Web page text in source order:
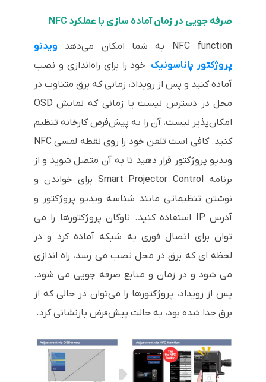
صرفه جویی در زمان آماده سازی با عملکرد NFC
NFC function به شما امکان می‌دهد
ویدئو
پروژکتور پاناسونیک خود را برای راه‌اندازی و نصب
آماده کنید و پس از رویداد، زمانی که برق متناوب در
محل در دسترس نیست یا زمانی که نمایش OSD
امکان‌پذیر نیست، آن را به پیش‌فرض کارخانه تنظیم
کنید. کافی است تلفن خود را روی نقطه لمسی NFC
ویدیو پروژکتور قرار دهید تا به آن متصل شوید و از
برنامه Smart Projector Control برای خواندن و
نوشتن تنظیماتی مانند شناسه ویدیو پروژکتور و
آدرس IP استفاده کنید. ناوگان پروژکتورها را می
توان برای اتصال فوری به شبکه آماده کرد و در
لحظه ای که برق در محل نصب می رسد، راه اندازی
می شود و در زمان و منابع صرفه جویی می شود.
پس از رویداد، پروژکتورها را می‌توان در حالی که از
برق جدا شده بود، به حالت پیش‌فرض بازنشانی کرد.